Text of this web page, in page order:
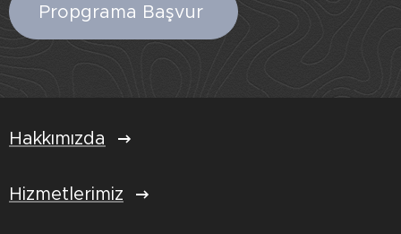
Propgrama Başvur
Hakkımızda
Hizmetlerimiz